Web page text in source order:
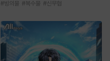
#빙의물 #복수물 #신무협